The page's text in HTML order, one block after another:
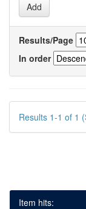
Results/Page
In order
Results 1-1 of 1
Item hits: